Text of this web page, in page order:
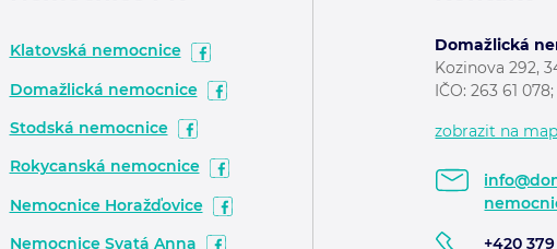
Klatovská nemocnice
Domažlická nemocnice
Stodská nemocnice
Rokycanská nemocnice
Nemocnice Horažďovice
Nemocnice Svatá Anna
Domažlická
Kozinova 292,
IČO: 263 61
zobrazit na
+420 379